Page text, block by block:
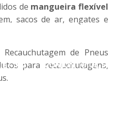
DE (32 MM)
– 1/2″ CONJUNTO DE
RASPA
de mangueira flexível
sacos de ar, engates e
de Pneus
para recauchutagens,